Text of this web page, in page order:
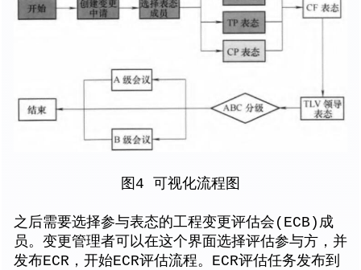
图4 可视化流程图
之后需要选择参与表态的工程变更评估会(ECB)成
员。变更管理者可以在这个界面选择评估参与方，并
发布ECR，开始ECR评估流程。ECR评估任务发布到